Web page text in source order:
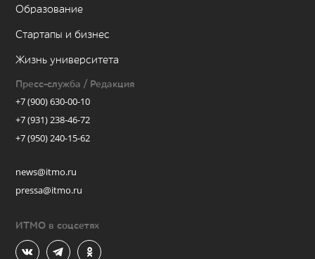
Образование
Стартапы и бизнес
Жизнь университета
Пресс-служба / Редакция
+7 (900) 630-00-10
+7 (931) 238-46-72
+7 (950) 240-15-62
news@itmo.ru
pressa@itmo.ru
ИТМО в соцсетях